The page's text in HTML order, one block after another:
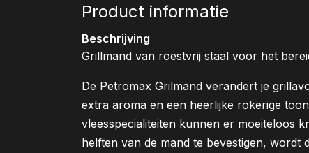
Product informatie
Beschrijving
Grillmand van roestvrij staal voor het
De Petromax Grilmand verandert je
extra aroma en een heerlijke rokerige
vleesspecialiteiten kunnen er moeiteloos
helften van de mand te bevestigen, wordt